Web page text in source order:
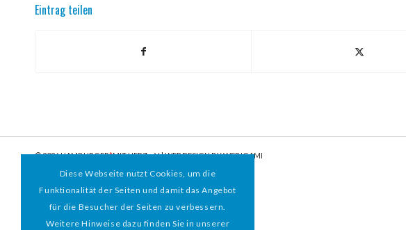
Eintrag teilen
© 2026 HAMBURGER*MIT HERZ e.V. | WEBDESIGN BY WEBIGAMI
Diese Webseite nutzt Cookies, um die
Funktionalität der Seiten und damit das Angebot
für die Besucher der Seiten zu verbessern.
Weitere Hinweise dazu finden Sie in unserer